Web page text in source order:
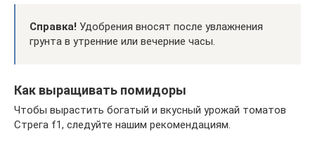
Справка! Удобрения вносят после увлажнения
грунта в утренние или вечерние часы.
Как выращивать помидоры
Чтобы вырастить богатый и вкусный урожай томатов
Стрега f1, следуйте нашим рекомендациям.